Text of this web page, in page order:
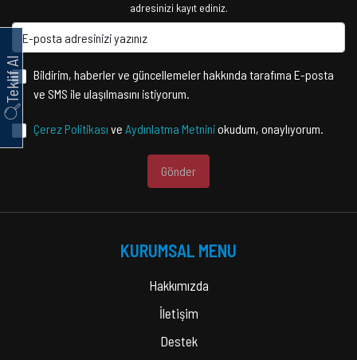
adresinizi kayıt ediniz.
Bildirim, haberler ve güncellemeler hakkında tarafıma E-posta
ve SMS ile ulaşılmasını istiyorum.
Çerez Politikası ve Aydınlatma Metniniokudum, onaylıyorum.
Gönder
KURUMSAL MENU
Hakkımızda
İletişim
Destek
Teklif Al